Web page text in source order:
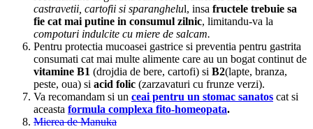
castravetii, cartofii si sparanghelul, insa fructele trebuie sa
fie cat mai putine in consumul zilnic, limitandu-va la
compoturi indulcite cu miere de salcam.
Pentru protectia mucoasei gastrice si preventia pentru gastrita
consumati cat mai multe alimente care au un bogat continut de
vitamine B1 (drojdia de bere, cartofi) si B2(lapte, branza,
peste, oua) si acid folic (zarzavaturi cu frunze verzi).
Va recomandam si un ceai pentru un stomac sanatos cat si
aceasta formula complexa fito-homeopata.
Mierea de Manuka